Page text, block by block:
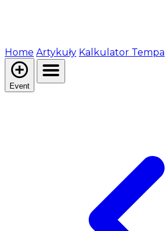
Home Artykuły Kalkulator Tempa
Event